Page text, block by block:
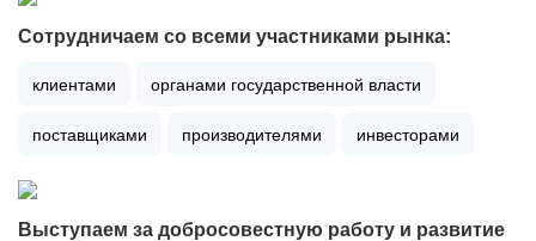
Сотрудничаем со всеми участниками рынка:
клиентами органами государственной власти
поставщиками производителями инвесторами
Выступаем за добросовестную работу и развитие